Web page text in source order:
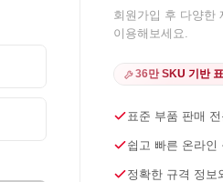
회원가입 후 다양한
이용해보세요.
36만 SKU 기반
표준 부품 판매
쉽고 빠른 온라인
정확한 규격 정보